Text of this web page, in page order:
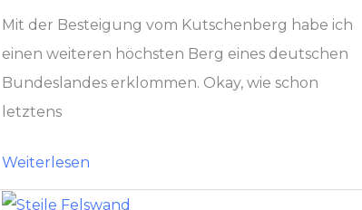
Mit der Besteigung vom Kutschenberg habe ich
einen weiteren höchsten Berg eines deutschen
Bundeslandes erklommen. Okay, wie schon
letztens
Kutschenberg
in
Weiterlesen